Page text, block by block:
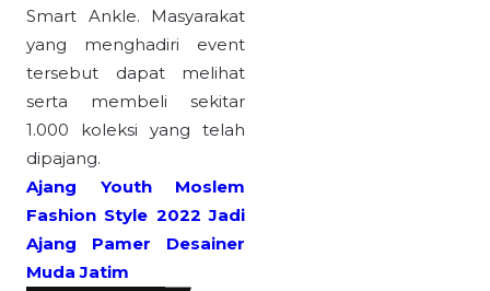
Smart Ankle. Masyarakat
yang menghadiri event
tersebut dapat melihat
serta membeli sekitar
1.000 koleksi yang telah
dipajang.
Ajang Youth Moslem
Fashion Style 2022 Jadi
Ajang Pamer Desainer
Muda Jatim